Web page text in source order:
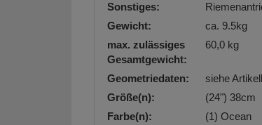
Sonstiges:
Gewicht:
ca. 9.5kg
max. zulässiges
Gesamtgewicht:
60,0 kg
Geometriedaten:
siehe
Größe(n):
(24") 38cm
Farbe(n):
(1) Ocean